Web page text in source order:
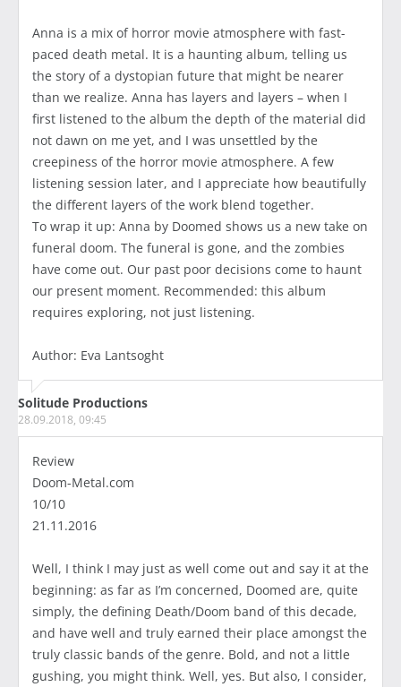
Anna is a mix of horror movie atmosphere with fast-
paced death metal. It is a haunting album, telling us
the story of a dystopian future that might be nearer
than we realize. Anna has layers and layers – when I
first listened to the album the depth of the material did
not dawn on me yet, and I was unsettled by the
creepiness of the horror movie atmosphere. A few
listening session later, and I appreciate how beautifully
the different layers of the work blend together.
To wrap it up: Anna by Doomed shows us a new take on
funeral doom. The funeral is gone, and the zombies
have come out. Our past poor decisions come to haunt
our present moment. Recommended: this album
requires exploring, not just listening.
Author: Eva Lantsoght
Solitude Productions
28.09.2018, 09:45
Review
Doom-Metal.com
10/10
21.11.2016
Well, I think I may just as well come out and say it at the
beginning: as far as I’m concerned, Doomed are, quite
simply, the defining Death/Doom band of this decade,
and have well and truly earned their place amongst the
truly classic bands of the genre. Bold, and not a little
gushing, you might think. Well, yes. But also, I consider,